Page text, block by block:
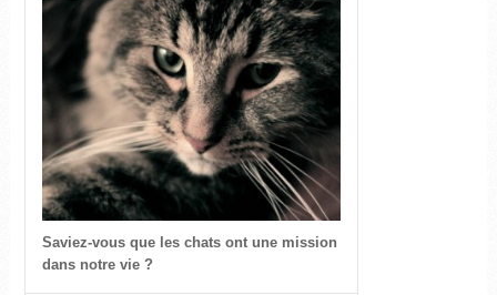
Saviez-vous que les chats ont une mission
dans notre vie ?